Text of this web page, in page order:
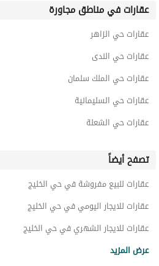
عقارات في مناطق مجاورة
عقارات حي الزاهر
عقارات حي الندى
عقارات حي الملك سلمان
عقارات حي السليمانية
عقارات حي الشعلة
تصفح أيضاً
عقارات للبيع مفروشة في حي الخليج
عقارات للايجار اليومي في حي الخليج
عقارات للايجار الشهري في حي الخليج
عرض المزيد